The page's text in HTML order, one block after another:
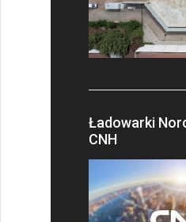
Ładowarki
CNH